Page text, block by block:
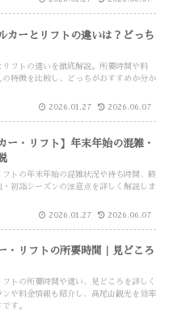
カーとリフトの違いは？どっち
フトの違いを徹底解説。所要時間や料
特徴を比較し、どっちがおすすめか分か
2026.01.27 2026.06.07
ー・リフト】年末年始の混雑・
トの年末年始の混雑状況や待ち時間、終
初詣シーズンの注意点を詳しく解説しま
2026.01.27 2026.06.07
・リフトの所要時間｜見どころ
トの所要時間や違い、見どころを詳しく
や料金情報も紹介し、高尾山観光を効率
す。